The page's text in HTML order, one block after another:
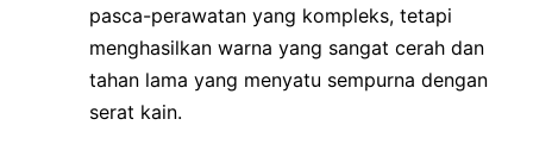
pasca-perawatan yang kompleks, tetapi
menghasilkan warna yang sangat cerah dan
tahan lama yang menyatu sempurna dengan
serat kain.